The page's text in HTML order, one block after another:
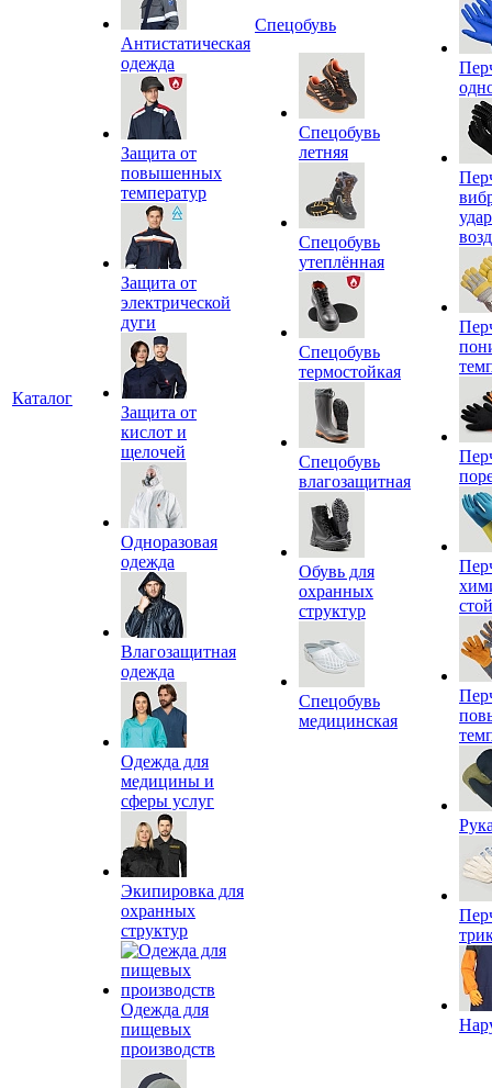
Каталог
Антистатическая
одежда
Защита от
повышенных
температур
Защита от
электрической
дуги
Защита от
кислот и
щелочей
Одноразовая
одежда
Влагозащитная
одежда
Одежда для
медицины и
сферы услуг
Экипировка для
охранных
структур
Одежда для
пищевых
производств
Спецобувь
Спецобувь
летняя
Спецобувь
утеплённая
Спецобувь
термостойкая
Спецобувь
влагозащитная
Обувь для
охранных
структур
Спецобувь
медицинская